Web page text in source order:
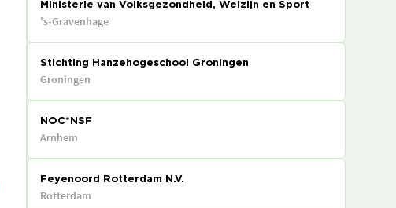
Ministerie van Volksgezondheid, Welzijn en Sport
's-Gravenhage
Stichting Hanzehogeschool Groningen
Groningen
NOC*NSF
Arnhem
Feyenoord Rotterdam N.V.
Rotterdam